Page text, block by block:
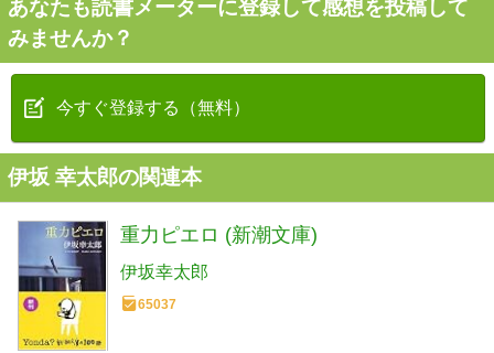
あなたも読書メーターに登録して感想を投稿して
みませんか？
今すぐ登録する（無料）
伊坂 幸太郎の関連本
重力ピエロ (新潮文庫)
伊坂幸太郎
65037